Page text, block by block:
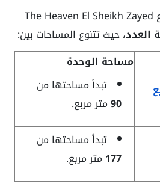
تم تصميم شقق مشروع The Heaven El Sheikh Zayed
العدد، حيث تتنوع المساحات بين:
مساحة الوحدة
تبدأ مساحتها من
90متر مربع.
تبدأ مساحتها من
177 متر مربع.